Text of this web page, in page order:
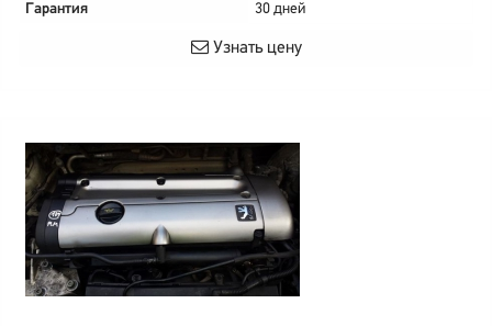
Гарантия
30 дней
Узнать цену